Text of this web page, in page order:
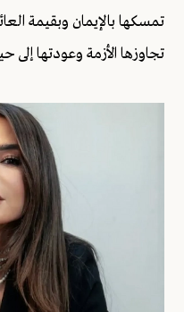
تمسكها بالإيمان وبقيمة
تجاوزها الأزمة وعودتها إلى